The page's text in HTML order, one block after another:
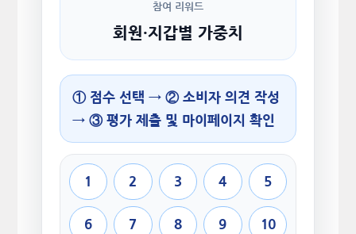
참여 리워드
회원·지갑별 가중치
① 점수 선택 → ② 소비자 의견 작성
→ ③ 평가 제출 및 마이페이지 확인
1 2 3 4 5
6 7 8 9 10